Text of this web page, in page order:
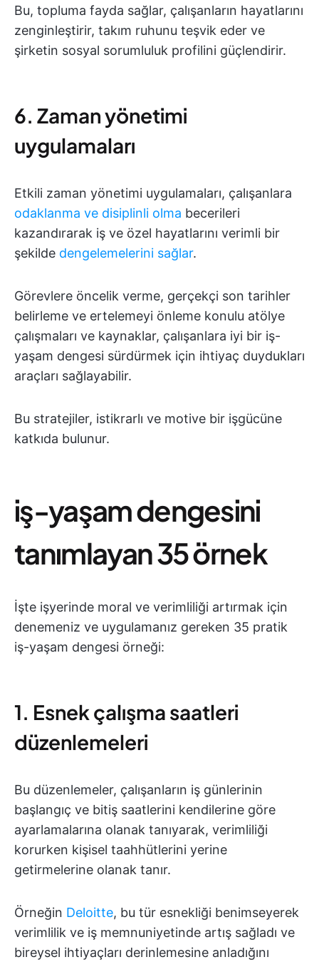
Bu, topluma fayda sağlar, çalışanların hayatlarını
zenginleştirir, takım ruhunu teşvik eder ve
şirketin sosyal sorumluluk profilini güçlendirir.
6. Zaman yönetimi
uygulamaları
Etkili zaman yönetimi uygulamaları, çalışanlara
odaklanma ve disiplinli olma becerileri
kazandırarak iş ve özel hayatlarını verimli bir
şekilde dengelemelerini sağlar.
Görevlere öncelik verme, gerçekçi son tarihler
belirleme ve ertelemeyi önleme konulu atölye
çalışmaları ve kaynaklar, çalışanlara iyi bir iş-
yaşam dengesi sürdürmek için ihtiyaç duydukları
araçları sağlayabilir.
Bu stratejiler, istikrarlı ve motive bir işgücüne
katkıda bulunur.
i̇ş-yaşam dengesini
tanımlayan 35 örnek
İşte işyerinde moral ve verimliliği artırmak için
denemeniz ve uygulamanız gereken 35 pratik
iş-yaşam dengesi örneği:
1. Esnek çalışma saatleri
düzenlemeleri
Bu düzenlemeler, çalışanların iş günlerinin
başlangıç ve bitiş saatlerini kendilerine göre
ayarlamalarına olanak tanıyarak, verimliliği
korurken kişisel taahhütlerini yerine
getirmelerine olanak tanır.
Örneğin Deloitte, bu tür esnekliği benimseyerek
verimlilik ve iş memnuniyetinde artış sağladı ve
bireysel ihtiyaçları derinlemesine anladığını